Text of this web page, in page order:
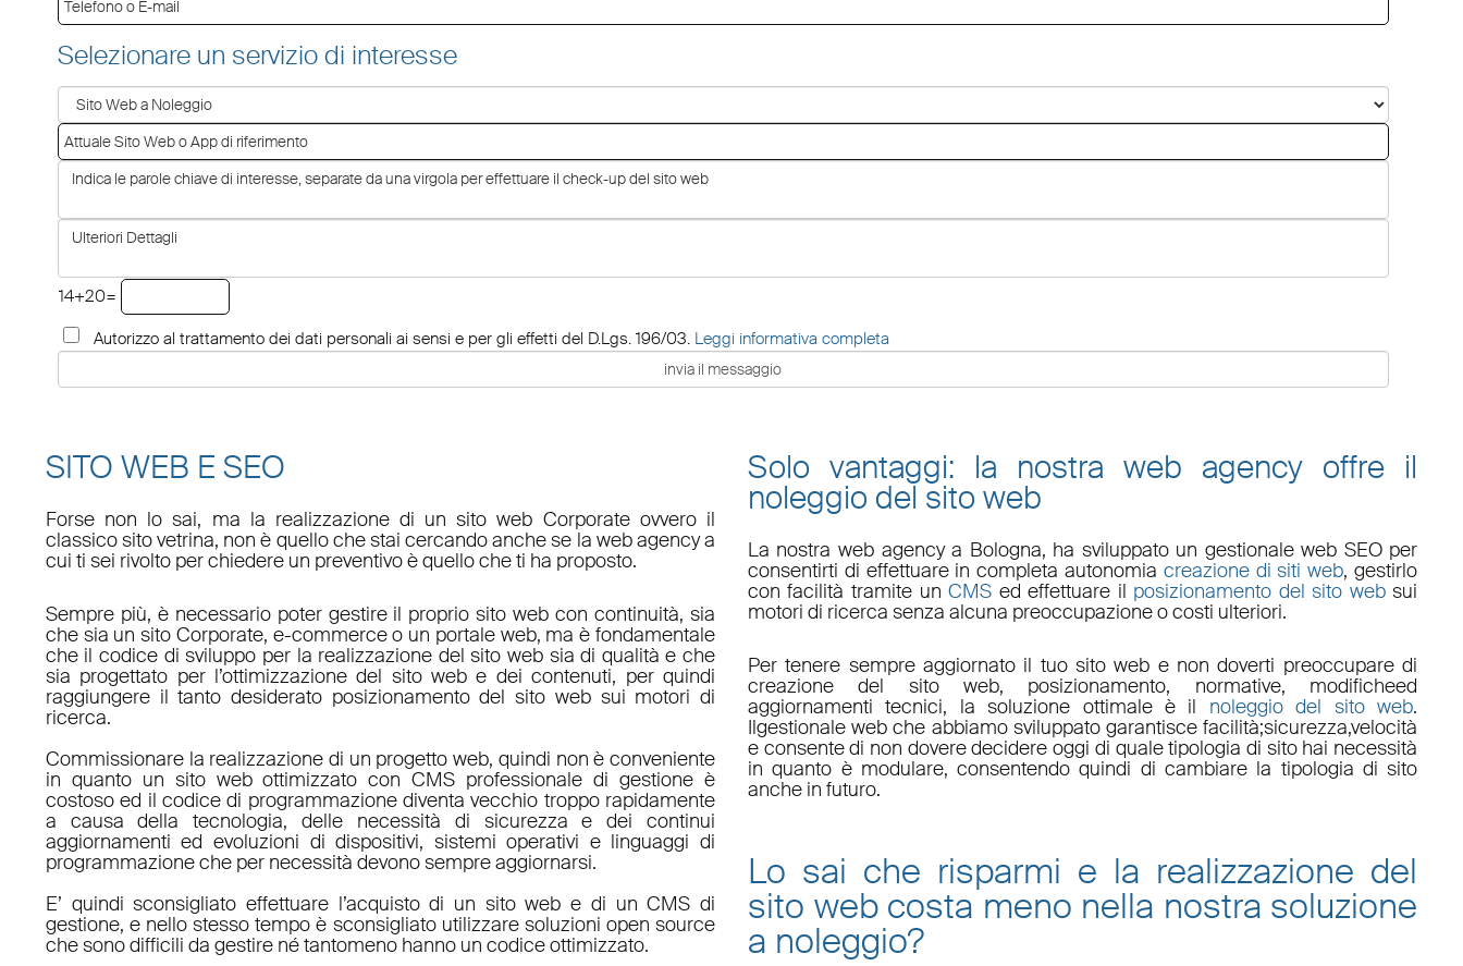
Selezionare un servizio di interesse
14+20=
Autorizzo al trattamento dei dati personali ai sensi e per gli effetti del D.Lgs. 196/03. Leggi informativa completa
SITO WEB E SEO
Forse non lo sai, ma la realizzazione di un sito web Corporate ovvero il
classico sito vetrina, non è quello che stai cercando anche se la web agency a
cui ti sei rivolto per chiedere un preventivo è quello che ti ha proposto.
Sempre più, è necessario poter gestire il proprio sito web con continuità, sia
che sia un sito Corporate, e-commerce o un portale web, ma è fondamentale
che il codice di sviluppo per la realizzazione del sito web sia di qualità e che
sia progettato per l’ottimizzazione del sito web e dei contenuti, per quindi
raggiungere il tanto desiderato posizionamento del sito web sui motori di
ricerca.
Commissionare la realizzazione di un progetto web, quindi non è conveniente
in quanto un sito web ottimizzato con CMS professionale di gestione è
costoso ed il codice di programmazione diventa vecchio troppo rapidamente
a causa della tecnologia, delle necessità di sicurezza e dei continui
aggiornamenti ed evoluzioni di dispositivi, sistemi operativi e linguaggi di
programmazione che per necessità devono sempre aggiornarsi.
E’ quindi sconsigliato effettuare l’acquisto di un sito web e di un CMS di
gestione, e nello stesso tempo è sconsigliato utilizzare soluzioni open source
che sono difficili da gestire né tantomeno hanno un codice ottimizzato.
Solo vantaggi: la nostra web agency offre il
noleggio del sito web
La nostraweb agency a Bologna, ha sviluppato un gestionale web SEOper
consentirti di effettuare in completa autonomia creazione di siti web, gestirlo
con facilità tramite unCMS ed effettuare il posizionamento del sito websui
motori di ricerca senza alcuna preoccupazione o costi ulteriori.
Per tenere sempre aggiornato il tuo sito web e non doverti preoccupare di
creazione del sito web, posizionamento, normative, modificheed
aggiornamenti tecnici, la soluzione ottimale è il noleggio del sito web.
Ilgestionale webche abbiamo sviluppato garantiscefacilità;sicurezza,velocità
e consente di non dovere decidere oggi di quale tipologia di sito hai necessità
in quanto è modulare, consentendo quindi di cambiare la tipologia di sito
anche in futuro.
Lo sai che risparmi e la realizzazione del
sito webcosta meno nella nostra soluzione
a noleggio?